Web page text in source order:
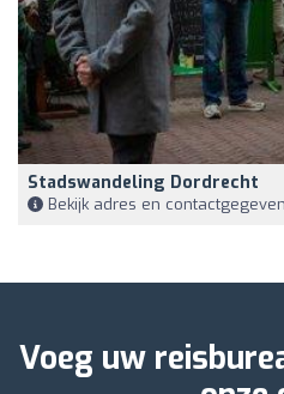
Stadswandeling Dordrecht
Bekijk adres en
Voeg uw